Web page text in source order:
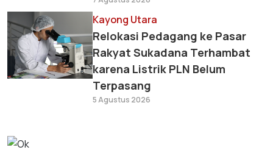
Kayong Utara
Relokasi Pedagang ke Pasar
Rakyat Sukadana Terhambat
karena Listrik PLN Belum
Terpasang
5 Agustus 2026